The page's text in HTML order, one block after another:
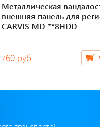
Металлическая
внешняя панель для
CARVIS MD-**8HDD
760 руб.